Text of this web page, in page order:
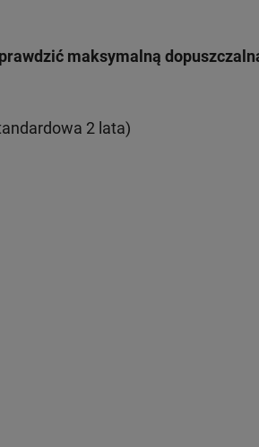
maksymalną
2 lata)